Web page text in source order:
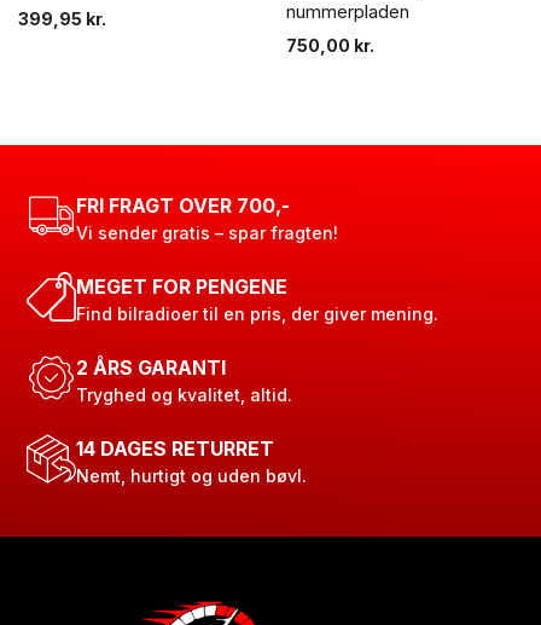
399,95 kr.
nummerpladen
750,00 kr.
FRI FRAGT OVER 700,-
Vi sender gratis – spar fragten!
MEGET FOR PENGENE
Find bilradioer til en pris, der giver mening.
2 ÅRS GARANTI
Tryghed og kvalitet, altid.
14 DAGES RETURRET
Nemt, hurtigt og uden bøvl.